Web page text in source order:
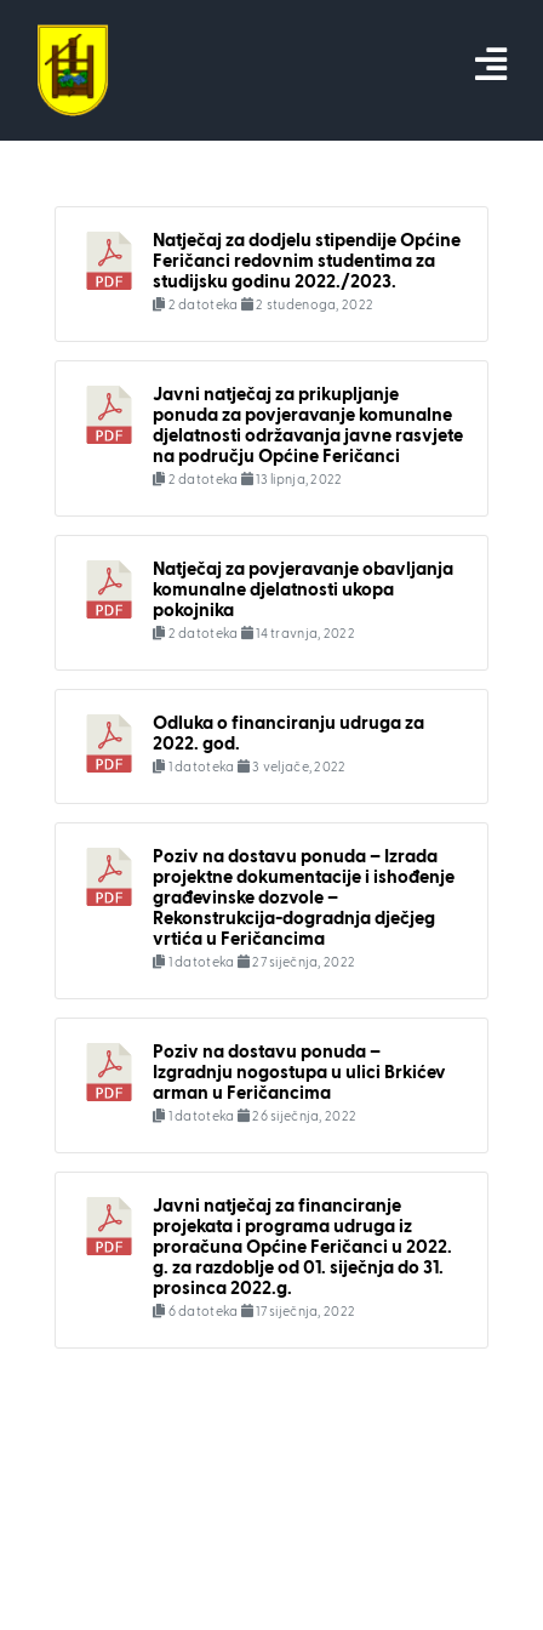
content
Natječaj za dodjelu stipendije Općine
Feričanci redovnim studentima za
studijsku godinu 2022./2023.
2 datoteka 2 studenoga, 2022
Javni natječaj za prikupljanje
ponuda za povjeravanje komunalne
djelatnosti održavanja javne rasvjete
na području Općine Feričanci
2 datoteka 13 lipnja, 2022
Natječaj za povjeravanje obavljanja
komunalne djelatnosti ukopa
pokojnika
2 datoteka 14 travnja, 2022
Odluka o financiranju udruga za
2022. god.
1 datoteka 3 veljače, 2022
Poziv na dostavu ponuda – Izrada
projektne dokumentacije i ishođenje
građevinske dozvole –
Rekonstrukcija-dogradnja dječjeg
vrtića u Feričancima
1 datoteka 27 siječnja, 2022
Poziv na dostavu ponuda –
Izgradnju nogostupa u ulici Brkićev
arman u Feričancima
1 datoteka 26 siječnja, 2022
Javni natječaj za financiranje
projekata i programa udruga iz
proračuna Općine Feričanci u 2022.
g. za razdoblje od 01. siječnja do 31.
prosinca 2022.g.
6 datoteka 17 siječnja, 2022